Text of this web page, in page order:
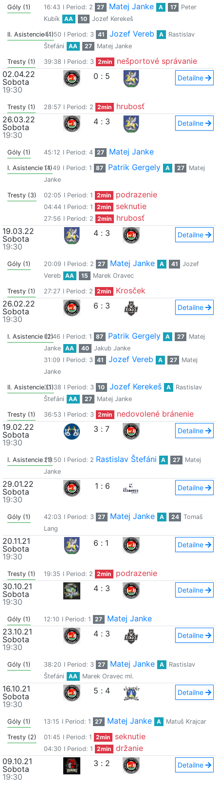
Góly (1) 16:43 I Period: 2 27 Matej Janke A 17
Peter
Kubík
AA 10 Jozef Kerekeš
II. Asistencie (1)
44:50 I Period: 3 41 Jozef Vereb A
Rastislav
Štefáni
AA 27 Matej Janke
Tresty (1) 39:38 I Period: 3 2min
nešportové správanie
02.04.22
Sobota
19:30
0 : 5 Detailne
Tresty (1) 28:57 I Period: 2 2min
hrubosť
26.03.22
Sobota
19:30
4 : 3 Detailne
Góly (1) 45:12 I Period: 4 27 Matej Janke
I. Asistencie (1)14:49 I Period: 1 87 Patrik Gergely A 27
Matej
Janke
Tresty (3) 02:05 I Period: 1 2min podrazenie
04:44 I Period: 1 2min seknutie
27:56 I Period: 2 2min
hrubosť
19.03.22
Sobota
19:30
4 : 3 Detailne
Góly (1) 20:09 I Period: 2 27 Matej Janke A 41
Jozef
Vereb
AA 15 Marek Oravec
Tresty (1) 27:27 I Period: 2 2min
Krosček
26.02.22
Sobota
19:30
6 : 3 Detailne
I. Asistencie (2)
01:46 I Period: 1 87 Patrik Gergely A 27
Matej
Janke
AA 40
Jakub Janke
31:09 I Period: 3 41 Jozef Vereb A 27
Matej
Janke
II. Asistencie (1)
33:38 I Period: 3 10 Jozef Kerekeš A
Rastislav
Štefáni
AA 27 Matej Janke
Tresty (1) 36:53 I Period: 3 2min
nedovolené bránenie
19.02.22
Sobota
19:30
3 : 7 Detailne
I. Asistencie (1)23:50 I Period: 2 Rastislav Štefáni A 27
Matej
Janke
29.01.22
Sobota
19:30
1 : 6 Detailne
Góly (1) 42:03 I Period: 3 27 Matej Janke A 24
Tomaš
Lang
20.11.21
Sobota
19:30
6 : 1 Detailne
Tresty (1) 19:35 I Period: 2 2min
podrazenie
30.10.21
Sobota
19:30
4 : 3 Detailne
Góly (1) 12:10 I Period: 1 27
Matej Janke
23.10.21
Sobota
19:30
4 : 3 Detailne
Góly (1) 38:20 I Period: 3 27 Matej Janke A
Rastislav
Štefáni
AA Marek Oravec ml.
16.10.21
Sobota
19:30
5 : 4 Detailne
Góly (1) 13:15 I Period: 1 27 Matej Janke A Matuš Krajcar
Tresty (2) 01:45 I Period: 1 2min seknutie
04:30 I Period: 1 2min
držanie
09.10.21
Sobota
19:30
3 : 2 Detailne